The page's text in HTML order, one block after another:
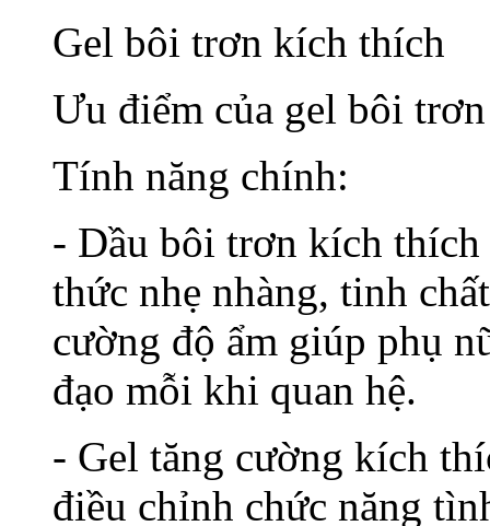
Gel bôi trơn kích thích
Ưu điểm của gel bôi
Tính năng chính:
- Dầu bôi trơn kích
thức nhẹ nhàng, tinh
cường độ ẩm giúp phụ
đạo mỗi khi quan hệ.
- Gel tăng cường kích
điều chỉnh chức năng